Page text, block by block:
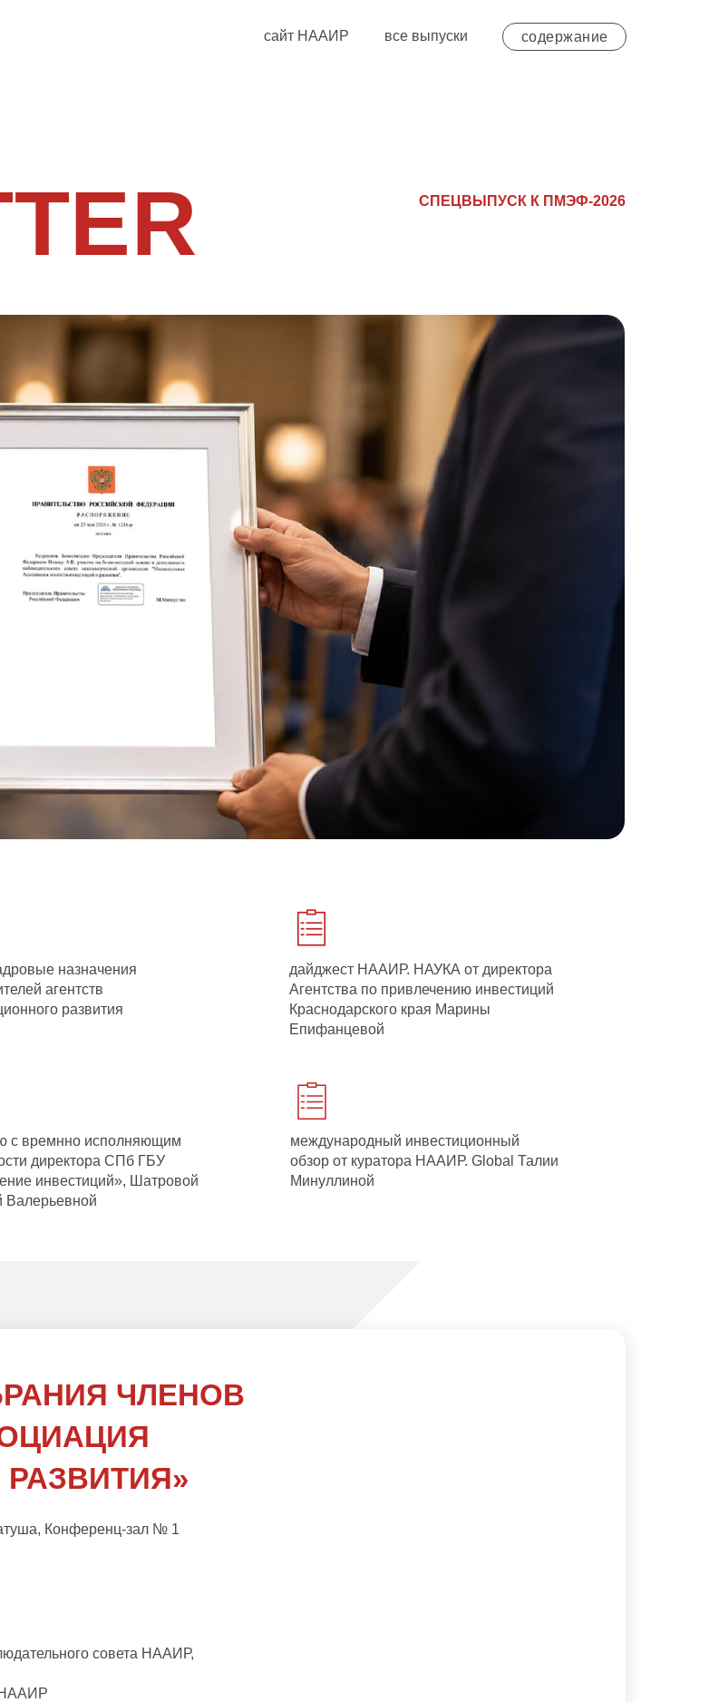
все выпуски
сайт НААИР содержание
с времнно исполняющим
директора СПб ГБУ
инвестиций», Шатровой
Валерьевной
назначения
агентств
развития
дайджест НААИР. НАУКА от директора
Агентства по привлечению инвестиций
Краснодарского края Марины
Епифанцевой
международный инвестиционный
обзор от куратора НААИР. Global Талии
Минуллиной
СПЕЦВЫПУСК К ПМЭФ-2026
ЧЛЕНОВ
Конференц-зал № 1
совета НААИР,
НААИР